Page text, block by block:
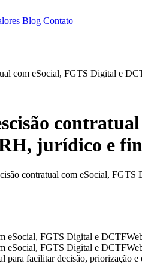
Blog Contato
com eSocial, FGTS Digital e
jurídico e
contratual com eSocial,
eSocial, FGTS Digital e
eSocial, FGTS Digital e
para facilitar decisão, priorização